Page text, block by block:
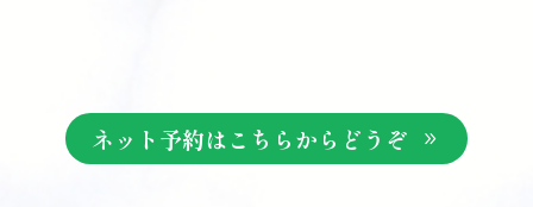
ネット予約はこちらからどうぞ